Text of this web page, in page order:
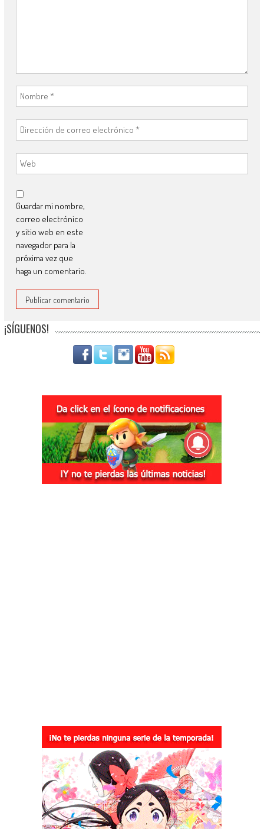
Guardar mi nombre,
correo electrónico
y sitio web en este
navegador para la
próxima vez que
haga un comentario.
¡SÍGUENOS!